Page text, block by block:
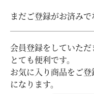
まだご登録がお済み
会員登録をしていた
とても便利です。
お気に入り商品をご
になります。